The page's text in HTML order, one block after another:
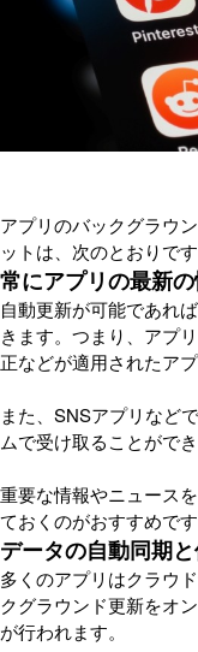
アプリのバックグラウ
ットは、次のとおりです
常にアプリの最新
自動更新が可能であれ
きます。つまり、アプ
正などが適用されたア
また、SNSアプリなど
ムで受け取ることができ
重要な情報やニュース
ておくのがおすすめです
データの自動同期
多くのアプリはクラウ
クグラウンド更新をオ
が行われます。